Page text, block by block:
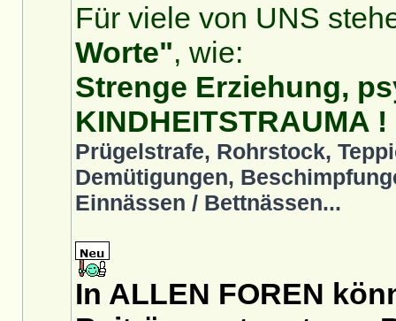
Für viele von UNS
Worte", wie:
Strenge Erziehung,
KINDHEITSTRAUMA !
Prügelstrafe, Rohrstock,
Demütigungen,
Einnässen / Bettnässen...
In ALLEN FOREN